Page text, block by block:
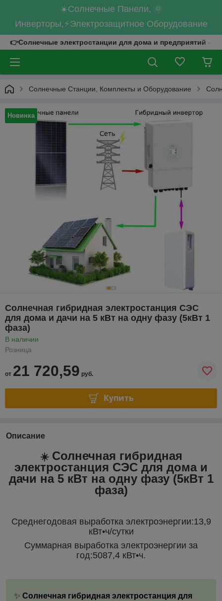
☀️Солнечные Панели, 🌞
Инверторы,⚡Электрозащитное Оборудование
👉Солнечные электростанции для дома и предприятий -
Солнечные Станции, Комплекты и Оборудование
Новинка
Солнечная гибридная электростанция СЭС
для дома и дачи на 5 кВт на одну фазу (5кВт 1
фаза)
В наличии
Розница
от 21 720,59 руб.
Купить
Описание
☀️ Солнечная гибридная
электростанция СЭС для дома и
дачи на 5 кВт на одну фазу (5кВт 1
фаза)
Среднегодовая выработка электроэнергии:13,9
кВт•ч/сутки
Cуммарная выработка электроэнергии за
год:5087,4 кВт•ч.
✨ Солнечная гибридная электростанция для